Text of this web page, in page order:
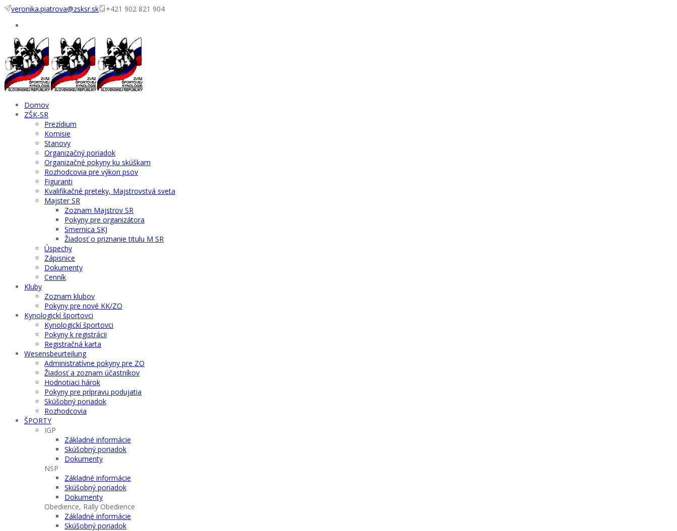
veronika.piatrova@zsksr.sk +421 902 821 904
Domov
ZŠK-SR
Prezídium
Komisie
Stanovy
Organizačný poriadok
Organizačné pokyny ku skúškam
Rozhodcovia pre výkon psov
Figuranti
Kvalifikačné preteky, Majstrovstvá sveta
Majster SR
Zoznam Majstrov SR
Pokyny pre organizátora
Smernica SKJ
Žiadosť o priznanie titulu M SR
Úspechy
Zápisnice
Dokumenty
Cenník
Kluby
Zoznam klubov
Pokyny pre nové KK/ZO
Kynologickí športovci
Kynologickí športovci
Pokyny k registrácii
Registračná karta
Wesensbeurteilung
Administratívne pokyny pre ZO
Žiadosť a zoznam účastníkov
Hodnotiaci hárok
Pokyny pre prípravu podujatia
Skúšobný poriadok
Rozhodcovia
ŠPORTY
IGP
Základné informácie
Skúšobný poriadok
Dokumenty
NSP
Základné informácie
Skúšobný poriadok
Dokumenty
Obedience, Rally Obedience
Základné informácie
Skúšobný poriadok